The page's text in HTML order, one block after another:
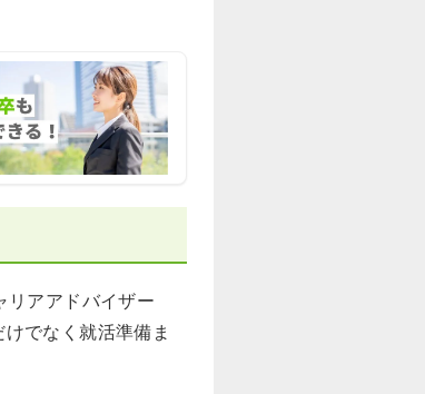
リアアドバイザー
でなく就活準備ま